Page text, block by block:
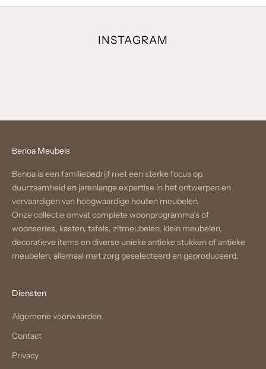
INSTAGRAM
Benoa Meubels
Benoa is een familiebedrijf met een sterke focus op
duurzaamheid en jarenlange expertise in het ontwerpen en
vervaardigen van hoogwaardige houten meubelen.
Onze collectie omvat complete woonprogramma’s of
woonseries, kasten, tafels, zitmeubelen, klein meubelen,
decoratieve items en diverse unieke antieke stukken of antieke
meubelen, allemaal met zorg geselecteerd en geproduceerd.
Diensten
Algemene voorwaarden
Contact
Privacy